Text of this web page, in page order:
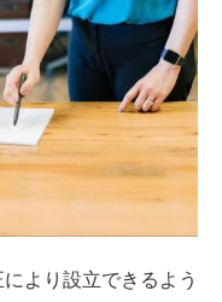
より設立できるよう